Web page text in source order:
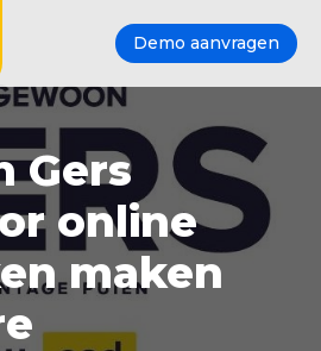
Demo aanvragen
Gers
online
maken